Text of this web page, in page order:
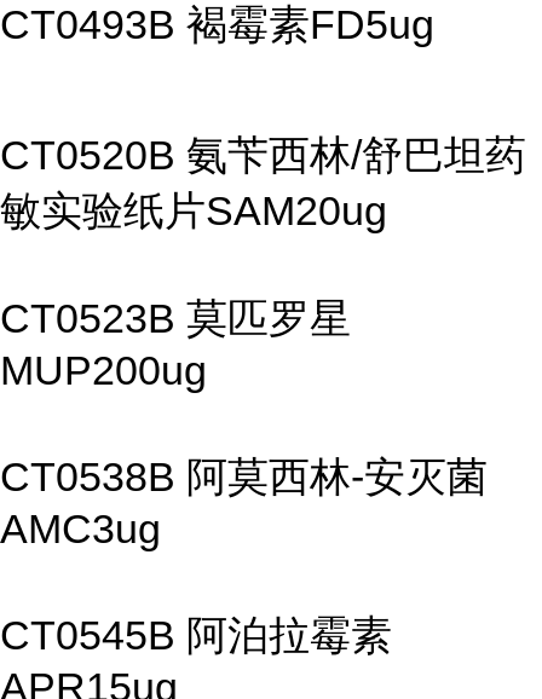
CT0493B 褐霉素FD5ug
CT0520B 氨苄西林/舒巴坦药
敏实验纸片SAM20ug
CT0523B 莫匹罗星
MUP200ug
CT0538B 阿莫西林-安灭菌
AMC3ug
CT0545B 阿泊拉霉素
APR15ug